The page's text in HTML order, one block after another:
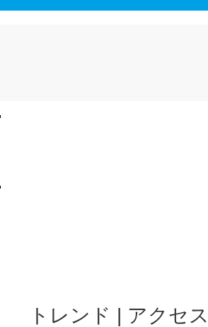
トレンド | アクセ